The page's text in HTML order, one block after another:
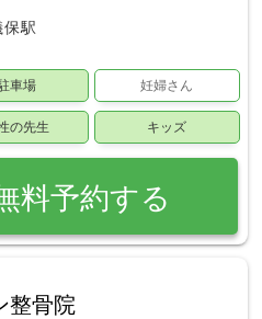
保駅
車場 妊婦さん
の先生 キッズ
料予約する
整骨院